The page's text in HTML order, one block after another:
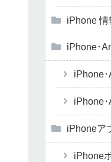
iPhone 情
iPhone･
iPhone･
iPhone･
iPhoneア
iPhone